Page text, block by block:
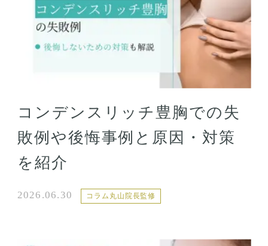
コンデンスリッチ豊胸での失
敗例や後悔事例と原因・対策
を紹介
2026.06.30 コラム丸山院長監修